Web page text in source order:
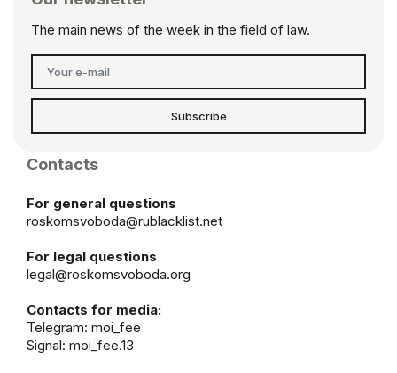
The main news of the week in the field of law.
Subscribe
Contacts
For general questions
roskomsvoboda@rublacklist.net
For legal questions
legal@roskomsvoboda.org
Contacts for media:
Telegram: moi_fee
Signal: moi_fee.13